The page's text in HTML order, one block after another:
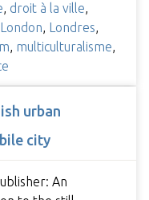
, droit à la ville,
London, Londres,
, multiculturalisme,
urban
city
An